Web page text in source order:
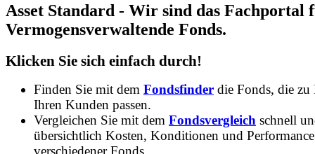
Asset Standard - Wir sind das Fachportal
Vermogensverwaltende Fonds.
Klicken Sie sich einfach durch!
Finden Sie mit dem Fondsfinder die Fonds, die zu
Ihren Kunden passen.
Vergleichen Sie mit dem Fondsvergleich schnell
übersichtlich Kosten, Konditionen und Performance
verschiedener Fonds.